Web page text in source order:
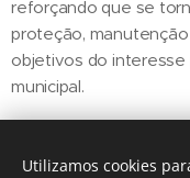
reforçando que se
proteção,
objetivos do interesse
municipal.
Share
Utilizamos cookies